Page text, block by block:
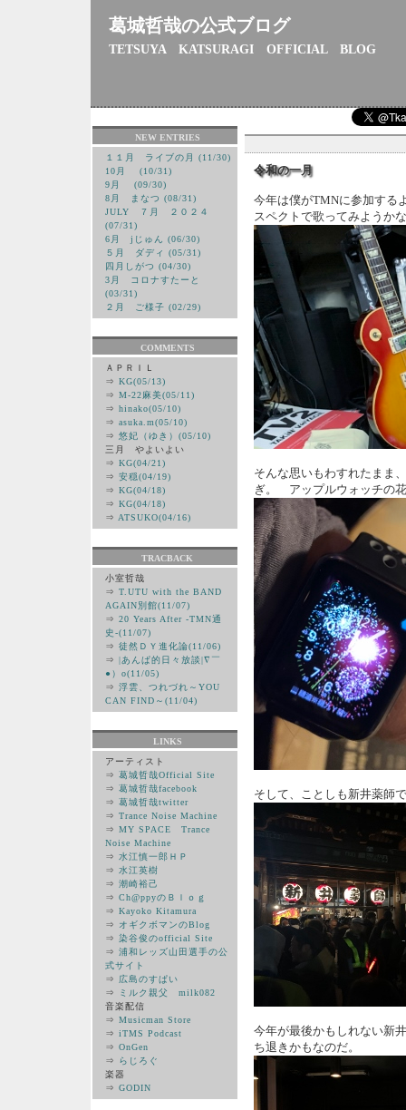
葛城哲哉の公式ブログ
TETSUYA KATSURAGI OFFICIAL BLOG
NEW ENTRIES
１１月 ライブの月 (11/30)
10月 (10/31)
9月 (09/30)
8月 まなつ (08/31)
JULY ７月 ２０２４
(07/31)
6月 jじゅん (06/30)
５月 ダディ (05/31)
四月しがつ (04/30)
3月 コロナすたーと
(03/31)
２月 ご様子 (02/29)
COMMENTS
ＡＰＲＩＬ
⇒ KG(05/13)
⇒ M-22麻美(05/11)
⇒ hinako(05/10)
⇒ asuka.m(05/10)
⇒ 悠妃（ゆき）(05/10)
三月 やよいよい
⇒ KG(04/21)
⇒ 安穏(04/19)
⇒ KG(04/18)
⇒ KG(04/18)
⇒ ATSUKO(04/16)
TRACBACK
小室哲哉
⇒ T.UTU with the BAND
AGAIN別館(11/07)
⇒ 20 Years After -TMN通
史-(11/07)
⇒ 徒然ＤＹ進化論(11/06)
⇒ |あんぱ的日々放談|∇￣
●）ο(11/05)
⇒ 浮雲、つれづれ～YOU
CAN FIND～(11/04)
LINKS
アーティスト
⇒ 葛城哲哉Official Site
⇒ 葛城哲哉facebook
⇒ 葛城哲哉twitter
⇒ Trance Noise Machine
⇒ MY SPACE Trance
Noise Machine
⇒ 水江慎一郎ＨＰ
⇒ 水江英樹
⇒ 潮崎裕己
⇒ Ch@ppyのＢｌｏｇ
⇒ Kayoko Kitamura
⇒ オギクボマンのBlog
⇒ 染谷俊のofficial Site
⇒ 浦和レッズ山田選手の公
式サイト
⇒ 広島のすぱい
⇒
ミルク親父 milk082
音楽配信
⇒ Musicman Store
⇒ iTMS Podcast
⇒ OnGen
⇒ らじろぐ
楽器
⇒ GODIN
令和の一月
今年は僕がTMNに参加する
スペクトで歌ってみようか
そんな思いもわすれたまま
ぎ。 アップルウォッチの
そして、ことしも新井薬師
今年が最後かもしれない新
ち退きかもなのだ。